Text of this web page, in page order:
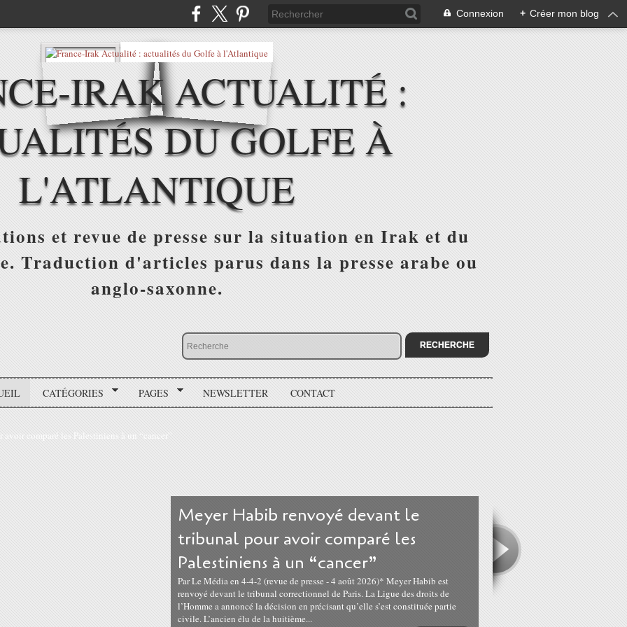
Connexion + Créer mon blog
IRAK ACTUALITÉ :
DU GOLFE À
L'ATLANTIQUE
et revue de presse sur la situation en Irak et du
Traduction d'articles parus dans la presse arabe ou
anglo-saxonne.
CATÉGORIES PAGES NEWSLETTER CONTACT
Meyer Habib renvoyé devant le
tribunal pour avoir comparé les
Palestiniens à un “cancer”
Par Le Média en 4-4-2 (revue de presse - 4 août 2026)* Meyer Habib est
renvoyé devant le tribunal correctionnel de Paris. La Ligue des droits de
l’Homme a annoncé la décision en précisant qu’elle s’est constituée partie
civile. L’ancien élu de la huitième...